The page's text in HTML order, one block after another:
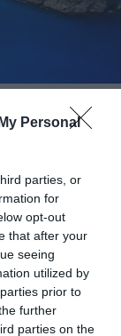
Personal
parties, or
for
opt-out
that after your
seeing
utilized by
prior to
further
parties on the
connue sous
de
de
pour